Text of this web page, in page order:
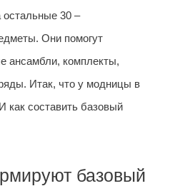
30 –
Они помогут
ансамбли, комплекты,
Итак, что у модницы в
как составить базовый
базовый